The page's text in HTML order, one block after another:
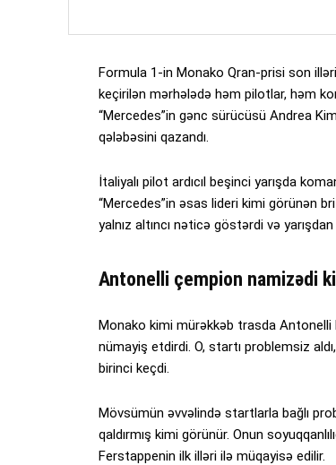
Formula 1-in Monako Qran-prisi son
keçirilən mərhələdə həm pilotlar, həm
“Mercedes”in gənc sürücüsü Andrea
qələbəsini qazandı.
İtaliyalı pilot ardıcıl beşinci yarışda
“Mercedes”in əsas lideri kimi görünən
yalnız altıncı nəticə göstərdi və
Antonelli çempion namizədi
Monako kimi mürəkkəb trasda Antonelli
nümayiş etdirdi. O, startı problemsiz
birinci keçdi.
Mövsümün əvvəlində startlarla bağlı
qaldırmış kimi görünür. Onun
Ferstappenin ilk illəri ilə müqayisə edilir.